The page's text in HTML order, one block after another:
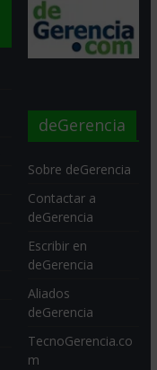
deGerencia
Sobre deGerencia
Contactar a
deGerencia
Escribir en
deGerencia
Aliados
deGerencia
TecnoGerencia.co
m